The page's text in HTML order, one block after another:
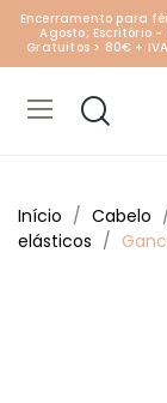
Encerramento para
Agosto; Escritório -
Gratuitos > 80€ +
Início Cabelo
elásticos